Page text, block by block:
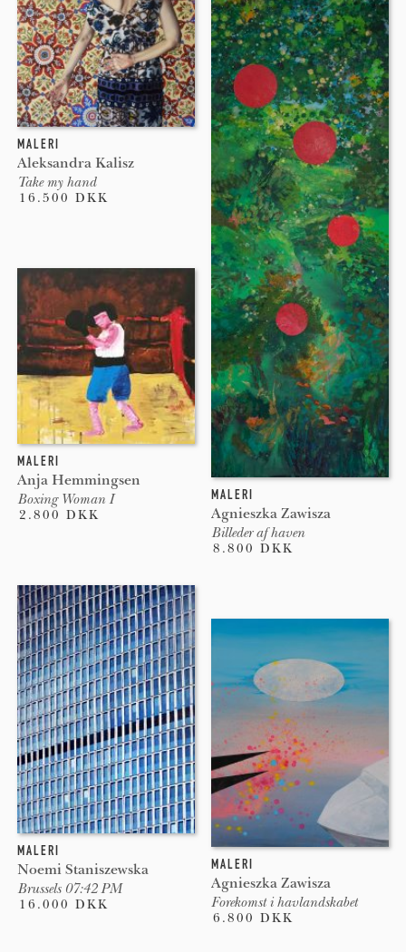
MALERI
Aleksandra Kalisz
Take my hand
16.500 DKK
MALERI
Anja Hemmingsen
Boxing Woman I
2.800 DKK
MALERI
Noemi Staniszewska
Brussels 07:42 PM
16.000 DKK
MALERI
Agnieszka Zawisza
Billeder af haven
8.800 DKK
MALERI
Agnieszka Zawisza
Forekomst i havlandskabet
6.800 DKK